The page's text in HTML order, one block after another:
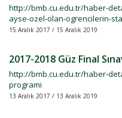
http://bmb.cu.edu.tr/haber-
ayse-ozel-olan-ogrencilerin-
15 Aralık 2017 / 15 Aralık 2019
2017-2018 Güz Final
http://bmb.cu.edu.tr/haber-
programi
13 Aralık 2017 / 13 Aralık 2019